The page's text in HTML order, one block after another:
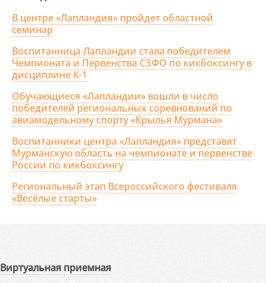
В центре «Лапландия» пройдет областной
семинар
Воспитанница Лапландии стала победителем
Чемпионата и Первенства СЗФО по кикбоксингу в
дисциплине К-1
Обучающиеся «Лапландии» вошли в число
победителей региональных соревнований по
авиамодельному спорту «Крылья Мурмана»
Воспитанники центра «Лапландия» представят
Мурманскую область на чемпионате и первенстве
России по кикбоксингу
Региональный этап Всероссийского фестиваля
«Весёлые старты»
Виртуальная приемная